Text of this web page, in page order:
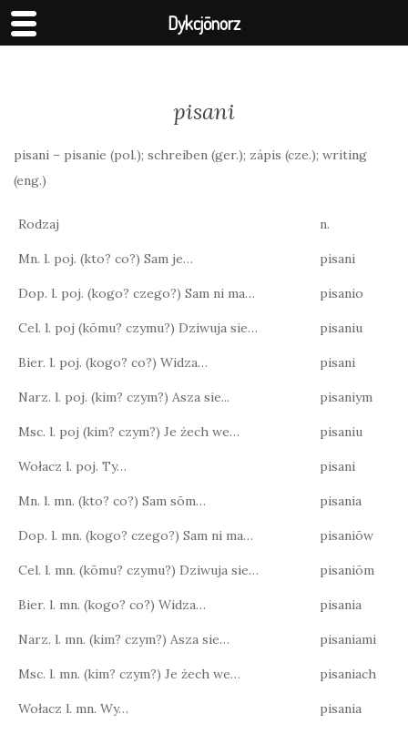
pisani
pisani – pisanie (pol.); schreiben (ger.); zápis (cze.); writing
(eng.)
Rodzaj n.
Mn. l. poj. (kto? co?) Sam je… pisani
Dop. l. poj. (kogo? czego?) Sam ni ma… pisanio
Cel. l. poj (kōmu? czymu?) Dziwuja sie… pisaniu
Bier. l. poj. (kogo? co?) Widza… pisani
Narz. l. poj. (kim? czym?) Asza sie... pisaniym
Msc. l. poj (kim? czym?) Je żech we… pisaniu
Wołacz l. poj. Ty… pisani
Mn. l. mn. (kto? co?) Sam sōm… pisania
Dop. l. mn. (kogo? czego?) Sam ni ma… pisaniōw
Cel. l. mn. (kōmu? czymu?) Dziwuja sie… pisaniōm
Bier. l. mn. (kogo? co?) Widza… pisania
Narz. l. mn. (kim? czym?) Asza sie… pisaniami
Msc. l. mn. (kim? czym?) Je żech we… pisaniach
Wołacz l. mn. Wy… pisania
Dykcjōnorz